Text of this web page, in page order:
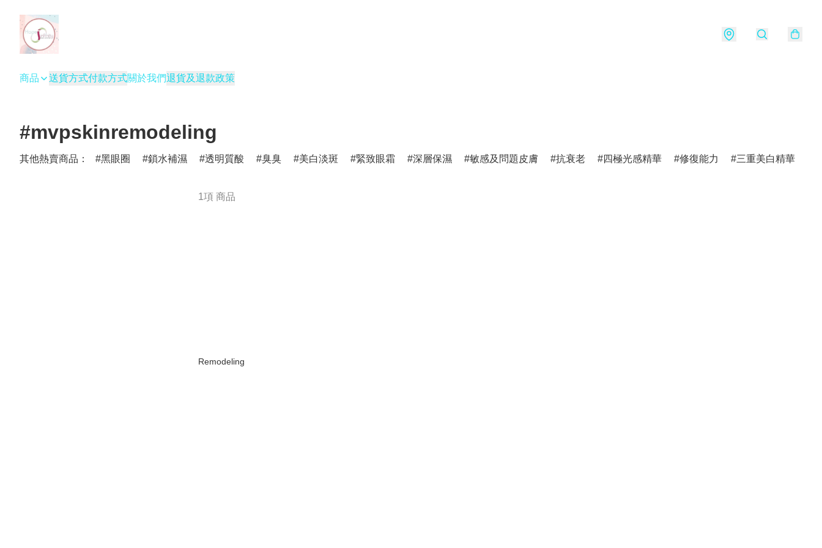
商品 送貨方式付款方式關於我們退貨及退款政策
#mvpskinremodeling
其他熱賣商品： 黑眼圈 鎖水補濕 透明質酸 臭臭 美白淡斑 緊致眼霜 深層保濕 敏感及問題皮膚 抗衰老 四極光感精華 修復能力 三重美白精華
1項 商品
Remodeling